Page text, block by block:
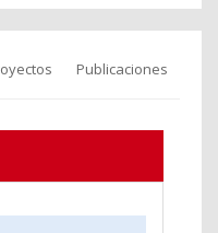
Publicaciones